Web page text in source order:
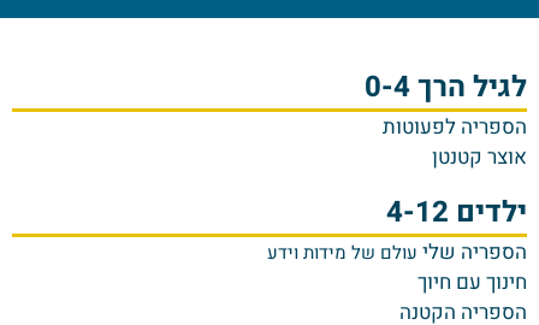
לגיל הרך 0-4
הספריה לפעוטות
אוצר קטנטן
ילדים 4-12
הספריה שלי עולם של מידות וידע
חינוך עם חיוך
הספריה הקטנה